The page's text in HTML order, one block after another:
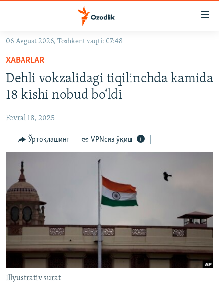
Асосий
навигацияга
ўтинг
Қидиришга
OZODVIDEO
OZODARXIV
На русском
ИЖТИМОИЙ ТАРМОҚЛАР
Озодлик бошқа тилларда
06 Avgust 2026, Toshkent vaqti: 07:48
XABARLAR
Dehli vokzalidagi tiqilinchda kamida
18 kishi nobud bo‘ldi
Fevral 18, 2025
Ўртоқлашинг VPNсиз ўқиш
Illyustrativ surat